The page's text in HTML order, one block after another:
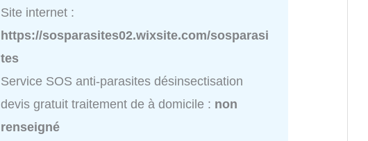
Site internet :
https://sosparasites02.wixsite.com/sosparasi
tes
Service SOS anti-parasites désinsectisation
devis gratuit traitement de à domicile : non
renseigné